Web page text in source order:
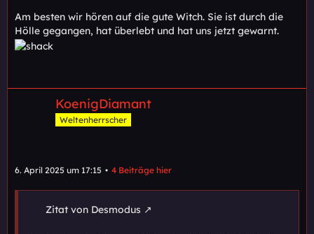
Am besten wir hören auf die gute Witch. Sie ist durch die
Hölle gegangen, hat überlebt und hat uns jetzt gewarnt.
KoenigDiamant
Weltenherrscher
6. April 2025 um 17:15 4 Beiträge hier
Zitat von Desmodus